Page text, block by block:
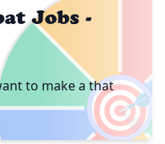
🎯
Jobs -
to make a that